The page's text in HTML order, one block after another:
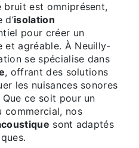
d’isolation
pour créer un
et agréable. À Neuilly-
se spécialise dans
, offrant des solutions
les nuisances sonores
ce soit pour un
commercial, nos
sont adaptés